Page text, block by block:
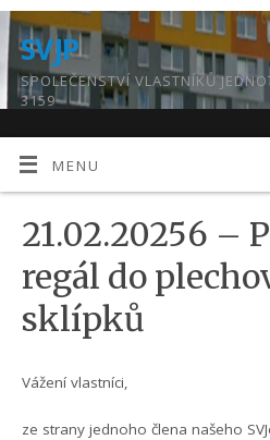
SVJP
SPOLEČENSTVÍ VLASTNÍKŮ
3159
MENU
21.02.20256 –
regál do
sklípků
Vážení vlastníci,
ze strany jednoho člena našeho